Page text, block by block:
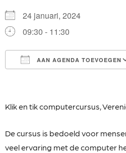
24 januari, 2024
09:30 - 11:30
AAN AGENDA TOEVOEGEN
Klik en tik computercursus,
De cursus is bedoeld voor
veelervaring met de computer